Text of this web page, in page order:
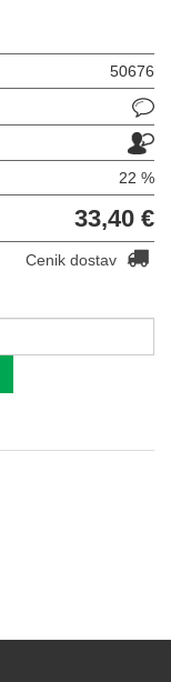
50676
22 %
33,40 €
Cenik dostav